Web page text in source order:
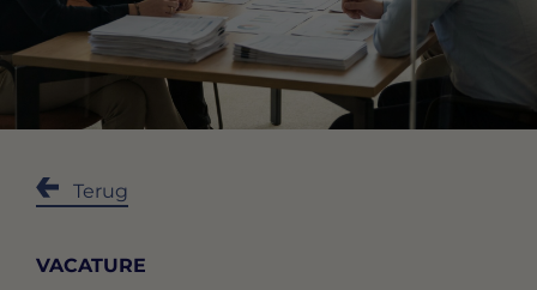
Terug
VACATURE